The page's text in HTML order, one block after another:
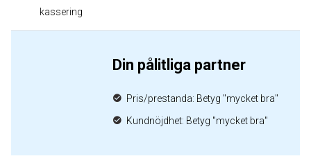
kassering
Din pålitliga partner
Pris/prestanda: Betyg "mycket bra"
Kundnöjdhet: Betyg "mycket bra"